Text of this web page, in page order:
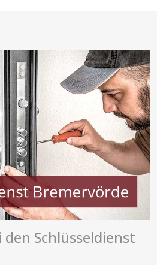
Schlüsseldienst